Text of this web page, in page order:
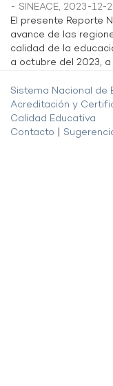
- SINEACE, 2023-12-
El presente Reporte
avance de las
calidad de la
a octubre del 2023,
Sistema Nacional de
Acreditación y
Calidad Educativa
Contacto